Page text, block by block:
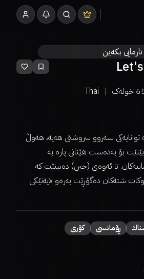
خولەک Thai
توانایەکی سەروو سروشتی هەیە، هەوڵ
بێنێت بۆ بەدەست هێنانی پارە بە
تا ئەوەی (جین) دەبینێت کە
شتەکان دەگۆڕێت بەرەو لایەنێکی
ڕۆمانسی کۆری